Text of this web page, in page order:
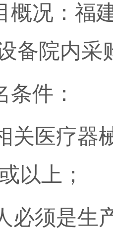
概况：福
备院内采
件：
关医疗器
以上；
必须是生